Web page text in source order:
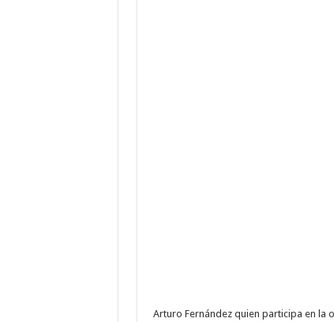
Arturo Fernández quien participa en la